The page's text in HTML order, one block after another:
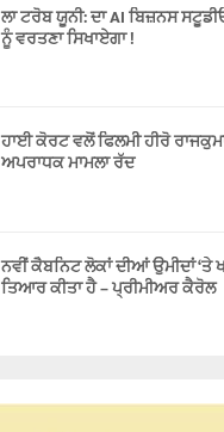
ਲਾ ਟਰੋਬ ਯੂਨੀ: ਦਾ AI ਬਿਜ਼ਨਸ
ਨੂੰ ਵਰਤਣਾ ਸਿਖਾਏਗਾ !
ਹਾਈ ਕੋਰਟ ਵਲੋਂ ਫਿਲਮੀ ਹੀਰੋ
ਅਪਰਾਧਕ ਮਾਮਲਾ ਰੱਦ
ਨਵੀਂ ਕੈਬਨਿਟ ਲੋਕਾਂ ਦੀਆਂ ਉਮੀਦਾਂ
ਤਿਆਰ ਕੀਤਾ ਹੈ – ਪ੍ਰੀਮੀਅਰ ਕੈਰੋਲ